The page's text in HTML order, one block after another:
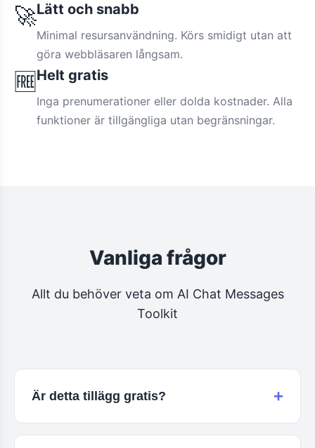
🚀Lätt och snabb
Minimal resursanvändning. Körs smidigt utan att
göra webbläsaren långsam.
🆓Helt gratis
Inga prenumerationer eller dolda kostnader. Alla
funktioner är tillgängliga utan begränsningar.
Vanliga frågor
Allt du behöver veta om AI Chat Messages
Toolkit
Är detta tillägg gratis? +
Ja, AI Chat Messages Toolkit är helt gratis.